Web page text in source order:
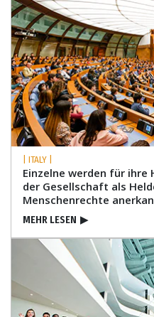
| ITALY |
Einzelne werden für ihre
der Gesellschaft als
Menschenrechte
MEHR LESEN ▶